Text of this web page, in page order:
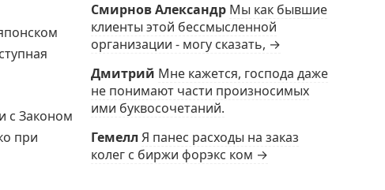
с Законом
при
Смирнов Александр Мы как бывшие
клиенты этой бессмысленной
организации - могу сказать, →
Дмитрий Мне кажется, господа даже
не понимают части произносимых
ими буквосочетаний.
Гемелл Я панес расходы на заказ
колег с биржи форэкс ком →